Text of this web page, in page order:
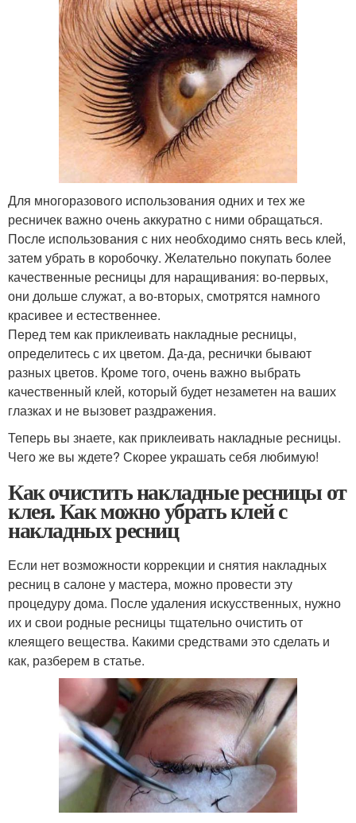
Для многоразового использования одних и тех же
ресничек важно очень аккуратно с ними обращаться.
После использования с них необходимо снять весь клей,
затем убрать в коробочку. Желательно покупать более
качественные ресницы для наращивания: во-первых,
они дольше служат, а во-вторых, смотрятся намного
красивее и естественнее.
Перед тем как приклеивать накладные ресницы,
определитесь с их цветом. Да-да, реснички бывают
разных цветов. Кроме того, очень важно выбрать
качественный клей, который будет незаметен на ваших
глазках и не вызовет раздражения.
Теперь вы знаете, как приклеивать накладные ресницы.
Чего же вы ждете? Скорее украшать себя любимую!
Как очистить накладные ресницы от
клея. Как можно убрать клей с
накладных ресниц
Если нет возможности коррекции и снятия накладных
ресниц в салоне у мастера, можно провести эту
процедуру дома. После удаления искусственных, нужно
их и свои родные ресницы тщательно очистить от
клеящего вещества. Какими средствами это сделать и
как, разберем в статье.